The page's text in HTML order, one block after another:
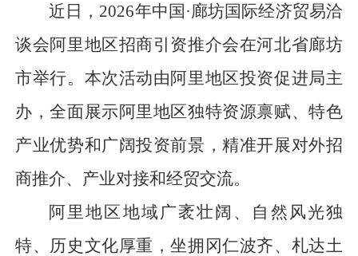
近日，2026年中国·廊坊国际经济贸易洽
谈会阿里地区招商引资推介会在河北省廊坊
市举行。本次活动由阿里地区投资促进局主
办，全面展示阿里地区独特资源禀赋、特色
产业优势和广阔投资前景，精准开展对外招
商推介、产业对接和经贸交流。
阿里地区地域广袤壮阔、自然风光独
特、历史文化厚重，坐拥冈仁波齐、札达土